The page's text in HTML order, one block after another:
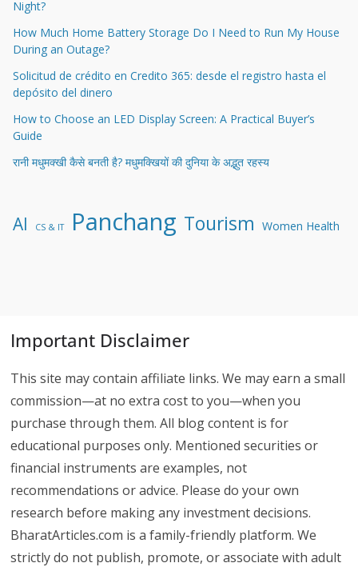
Night?
How Much Home Battery Storage Do I Need to Run My House
During an Outage?
Solicitud de crédito en Credito 365: desde el registro hasta el
depósito del dinero
How to Choose an LED Display Screen: A Practical Buyer’s
Guide
रानी मधुमक्खी कैसे बनती है? मधुमक्खियों की दुनिया के अद्भुत रहस्य
AI CS & IT Panchang Tourism Women Health
Important Disclaimer
This site may contain affiliate links. We may earn a small
commission—at no extra cost to you—when you
purchase through them. All blog content is for
educational purposes only. Mentioned securities or
financial instruments are examples, not
recommendations or advice. Please do your own
research before making any investment decisions.
BharatArticles.com is a family-friendly platform. We
strictly do not publish, promote, or associate with adult